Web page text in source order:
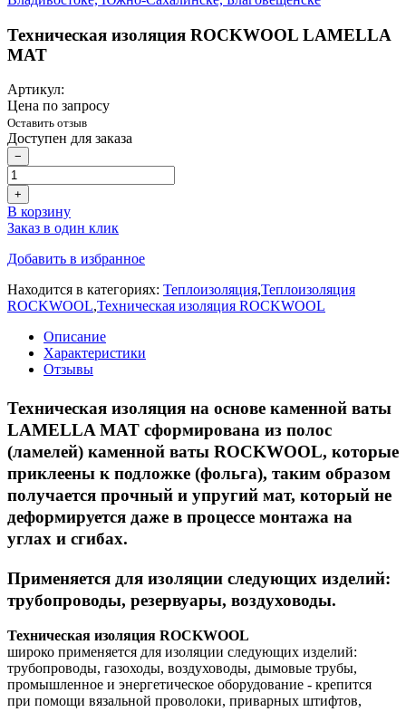
Техническая изоляция ROCKWOOL LAMELLA
MAT
Артикул:
Цена по запросу
Оставить отзыв
Доступен для заказа
−
+
В корзину
Заказ в один клик
Добавить в избранное
Находится в категориях: Теплоизоляция,Теплоизоляция
ROCKWOOL,Техническая изоляция ROCKWOOL
Описание
Характеристики
Отзывы
Техническая изоляция на основе каменной ваты
LAMELLA MAT сформирована из полос
(ламелей) каменной ваты ROCKWOOL, которые
приклеены к подложке (фольга), таким образом
получается прочный и упругий мат, который не
деформируется даже в процессе монтажа на
углах и сгибах.
Применяется для изоляции следующих изделий:
трубопроводы, резервуары, воздуховоды.
Техническая изоляция ROCKWOOL
широко применяется для изоляции следующих изделий:
трубопроводы, газоходы, воздуховоды, дымовые трубы,
промышленное и энергетическое оборудование - крепится
при помощи вязальной проволоки, приварных штифтов,